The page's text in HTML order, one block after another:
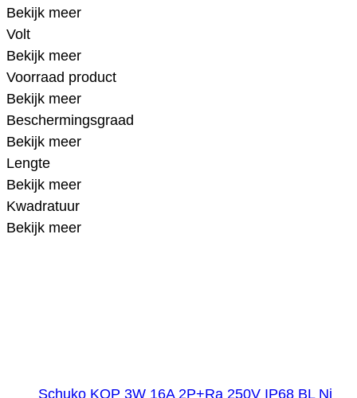
Bekijk meer
Volt
Bekijk meer
Voorraad product
Bekijk meer
Beschermingsgraad
Bekijk meer
Lengte
Bekijk meer
Kwadratuur
Bekijk meer
Schuko KOP 3W 16A 2P+Ra 250V IP68 BL Ni